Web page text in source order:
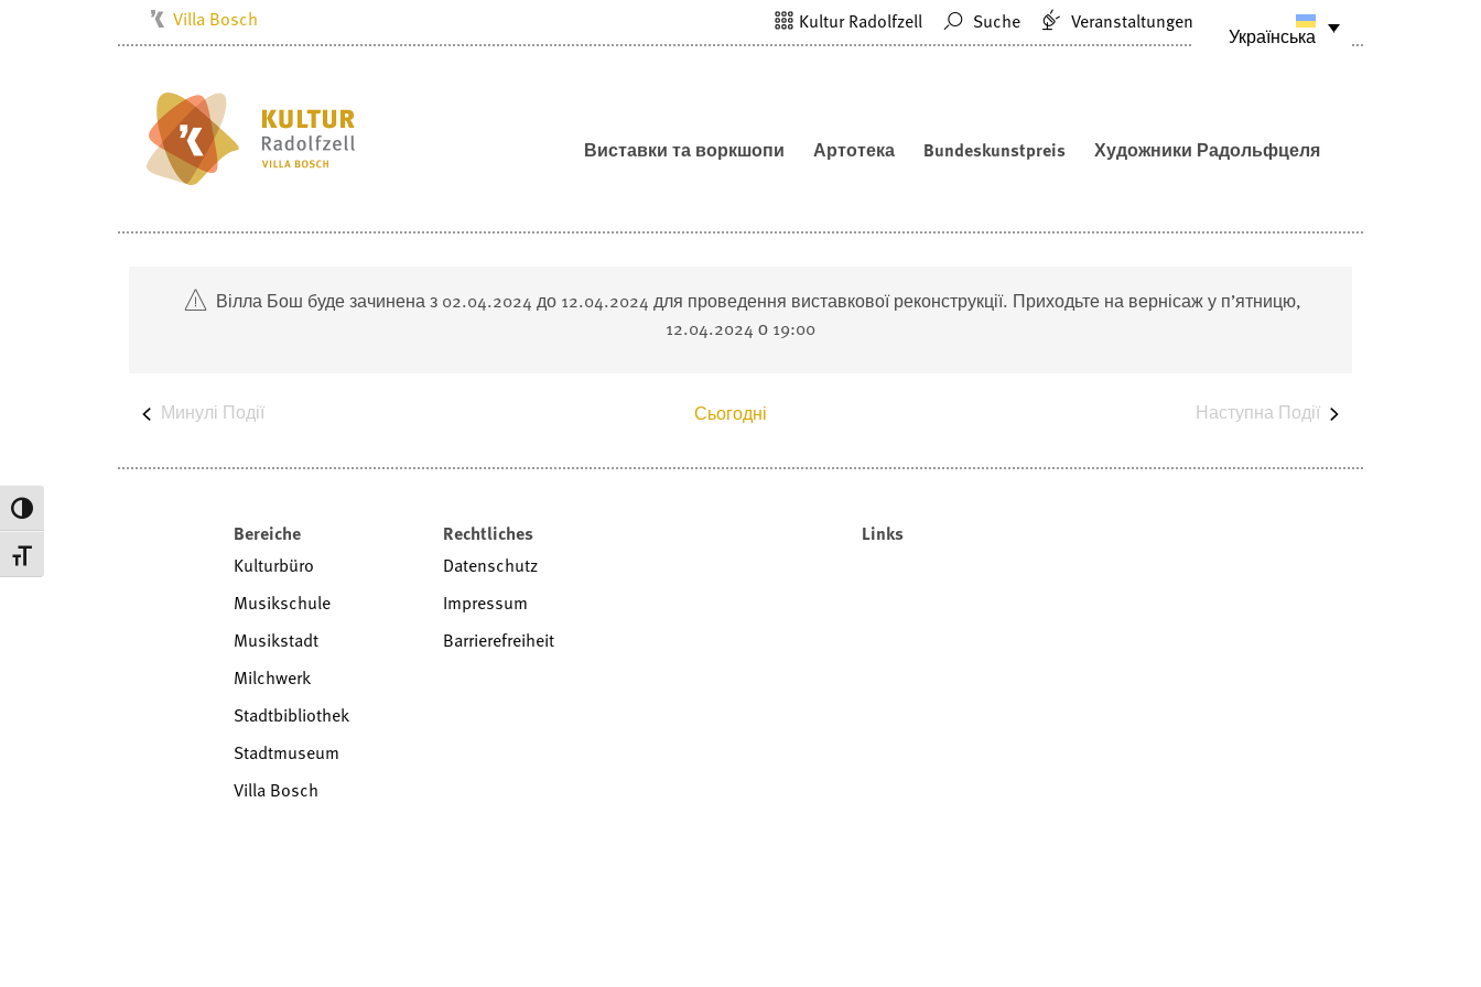
Toggle High Contrast
Toggle Font size
Milchwerk
Musikschule
Stadtarchiv
Villa Bosch
Radolfzell1200
Українська
Kultur Radolfzell Suche Veranstaltungen
Виставки та воркшопи Артотека Bundeskunstpreis Художники Радольфцеля
Вілла Бош буде зачинена з 02.04.2024 до 12.04.2024 для проведення виставкової реконструкції. Приходьте на вернісаж у п’ятницю,
12.04.2024 о 19:00
Минулі Події Сьогодні Наступна Події
Bereiche
Kulturbüro
Musikschule
Musikstadt
Milchwerk
Stadtbibliothek
Stadtmuseum
Villa Bosch
Rechtliches
Datenschutz
Impressum
Barrierefreiheit
Links